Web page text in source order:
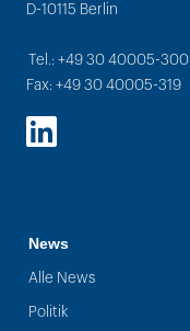
D-10115 Berlin
Tel.: +49 30 40005-300
Fax: +49 30 40005-319
LinkedIn
News
Alle News
Politik